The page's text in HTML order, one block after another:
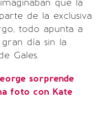
que la
de la exclusiva
todo apunta a
día sin la
Gales.
sorprende
foto con Kate